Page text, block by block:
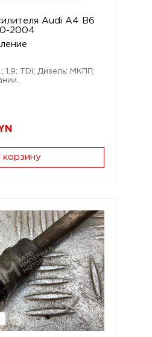
Audi A4 B6
2004
1,9; TDi; Дизель; МКПП;
корзину